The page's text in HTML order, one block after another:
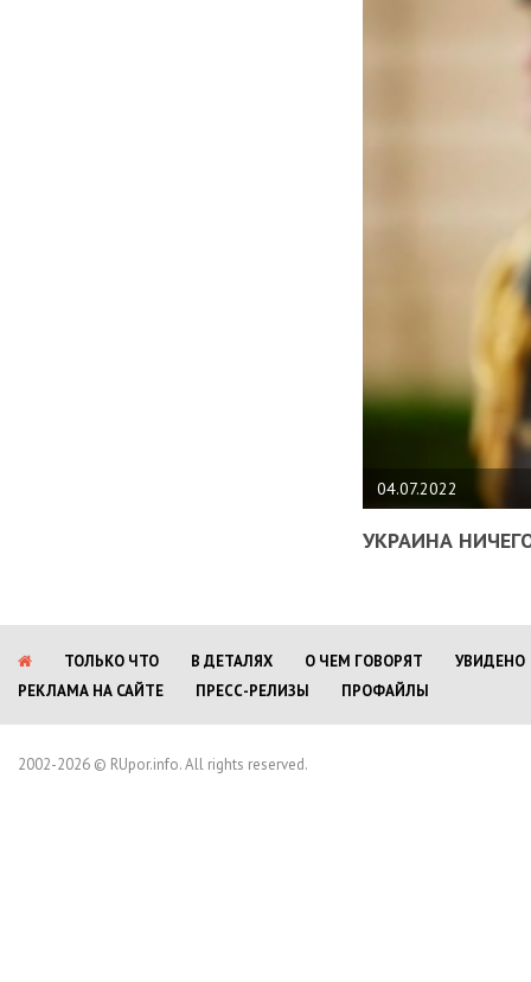
04.07.2022
УКРАИНА
ТОЛЬКО ЧТО В ДЕТАЛЯХ О ЧЕМ ГОВОРЯТ
УВИДЕНО
РЕКЛАМА НА САЙТЕ
ПРЕСС-РЕЛИЗЫ ПРОФАЙЛЫ
2002-2026 © RUpor.info. All rights reserved.